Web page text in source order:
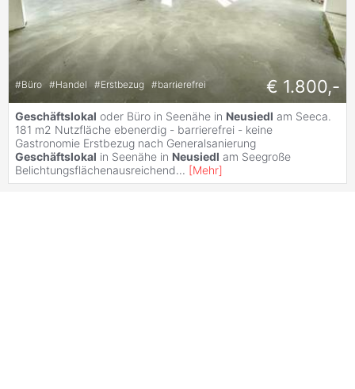
#Büro #Handel #Erstbezug #barrierefrei € 1.800,-
Geschäftslokal oder Büro in Seenähe in Neusiedl am Seeca.
181 m2 Nutzfläche ebenerdig - barrierefrei - keine
Gastronomie Erstbezug nach Generalsanierung
Geschäftslokal in Seenähe in Neusiedl am Seegroße
Belichtungsflächenausreichend... [Mehr]